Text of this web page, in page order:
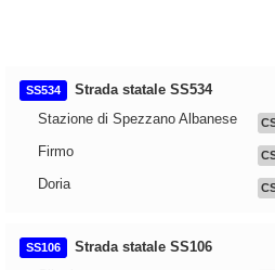
SS534
Strada statale SS534
Stazione di Spezzano Albanese
Firmo
Doria
SS106
Strada statale SS106